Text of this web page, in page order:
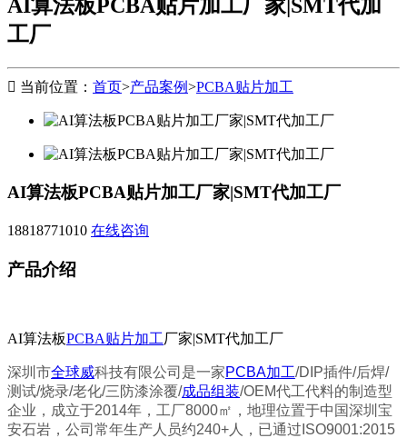
AI算法板PCBA贴片加工厂家|SMT代加
工厂
 当前位置： 首页>产品案例>PCBA贴片加工
AI算法板PCBA贴片加工厂家|SMT代加工厂
18818771010 在线咨询
产品介绍
AI算法板PCBA贴片加工厂家|SMT代加工厂
深圳市全球威科技有限公司是一家PCBA加工/DIP插件/后焊/
测试/烧录/老化/三防漆涂覆/成品组装/OEM代工代料的制造型
企业，成立于2014年，工厂8000㎡，地理位置于中国深圳宝
安石岩，公司常年生产人员约240+人，已通过ISO9001:2015